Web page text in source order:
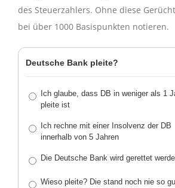
des Steuerzahlers. Ohne diese
bei über 1000 Basispunkten notieren.
Deutsche Bank pleite?
Ich glaube, dass DB in weniger als 1
pleite ist
Ich rechne mit einer Insolvenz der DB
innerhalb von 5 Jahren
Die Deutsche Bank wird gerettet
Wieso pleite? Die stand noch nie so